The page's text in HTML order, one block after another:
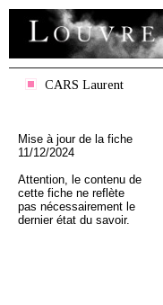
CARS Laurent
Mise à jour de la fiche
11/12/2024
Attention, le contenu de
cette fiche ne reflète
pas nécessairement le
dernier état du savoir.